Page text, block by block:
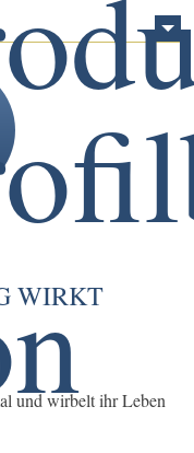
WIRKT
und wirbelt ihr Leben